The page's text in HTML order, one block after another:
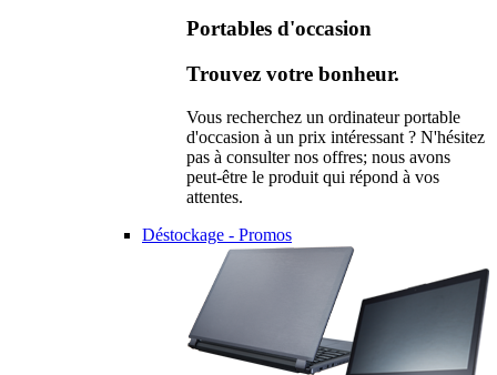
Portables d'occasion
Trouvez votre bonheur.
Vous recherchez un ordinateur portable
d'occasion à un prix intéressant ? N'hésitez
pas à consulter nos offres; nous avons
peut-être le produit qui répond à vos
attentes.
Déstockage - Promos